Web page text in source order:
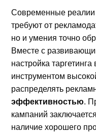
Современные реалии
требуют от
но и умения точно
Вместе с
настройка
инструментом
распределять
эффективностью.
кампаний
наличие хорошего